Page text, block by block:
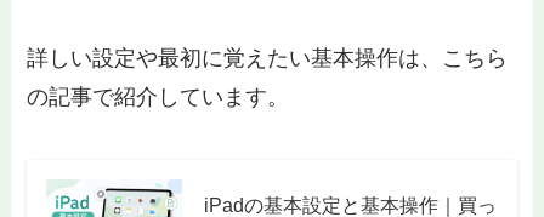
詳しい設定や最初に覚えたい基本操作は、こちら
の記事で紹介しています。
iPadの基本設定と基本操作｜買っ